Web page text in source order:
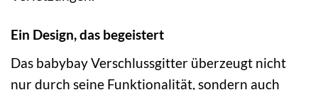
Ein Design, das begeistert
Das babybay Verschlussgitter überzeugt nicht
nur durch seine Funktionalität, sondern auch